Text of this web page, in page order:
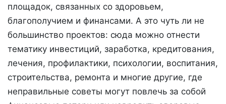
площадок, связанных со здоровьем,
благополучием и финансами. А это чуть ли не
большинство проектов: сюда можно отнести
тематику инвестиций, заработка, кредитования,
лечения, профилактики, психологии, воспитания,
строительства, ремонта и многие другие, где
неправильные советы могут повлечь за собой